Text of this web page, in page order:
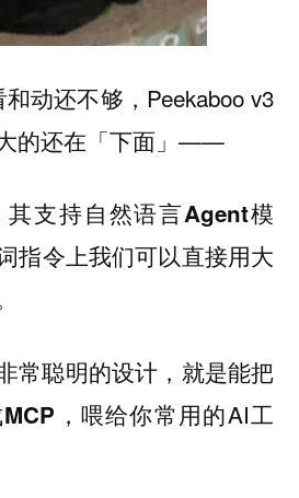
动还不够，Peekaboo v3
的还在「下面」——
其支持自然语言Agent模
指令上我们可以直接用大
常聪明的设计，就是能把
MCP ，喂给你常用的AI工